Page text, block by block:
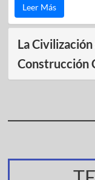
Leer Más
La
Construcción